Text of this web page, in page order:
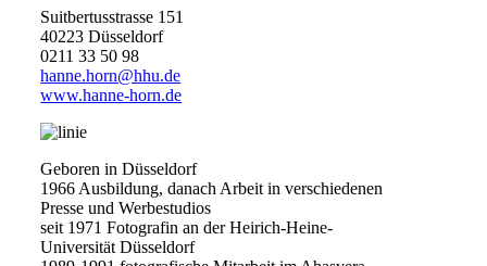
Suitbertusstrasse 151
40223 Düsseldorf
0211 33 50 98
hanne.horn@hhu.de
www.hanne-horn.de
Geboren in Düsseldorf
1966 Ausbildung, danach Arbeit in verschiedenen
Presse und Werbestudios
seit 1971 Fotografin an der Heirich-Heine-
Universität Düsseldorf